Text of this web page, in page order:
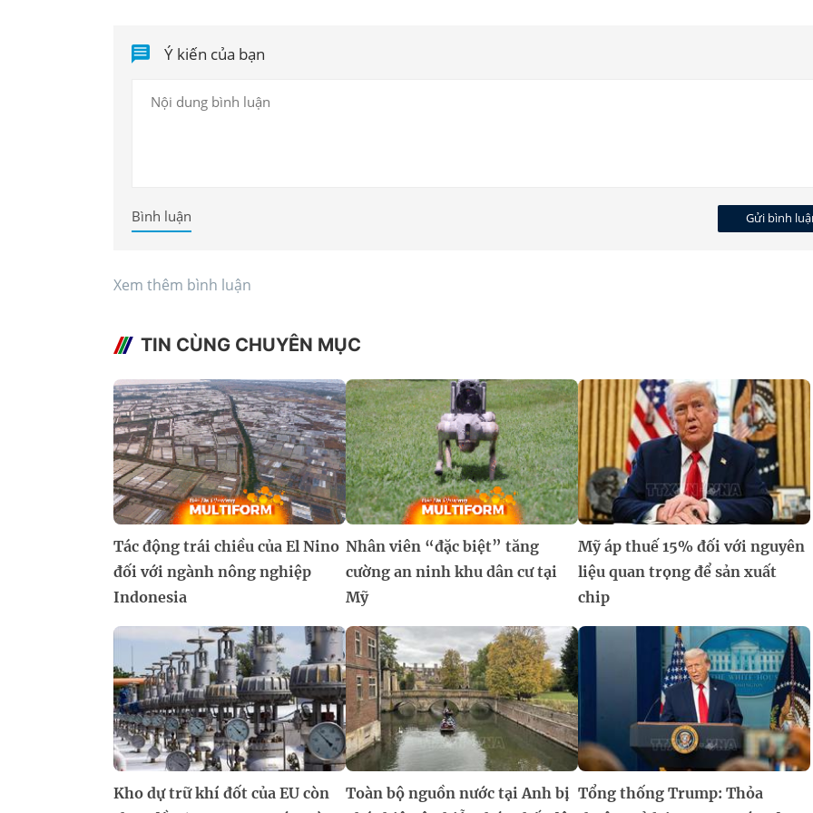
Ý kiến của bạn
Gửi bình
Bình luận
Xem thêm bình luận
TIN CÙNG CHUYÊN MỤC
Tác động trái chiều của El Nino
đối với ngành nông nghiệp
Indonesia
Nhân viên “đặc biệt” tăng
cường an ninh khu dân cư tại
Mỹ
Mỹ áp thuế 15% đối với nguyên
liệu quan trọng để sản xuất
chip
Kho dự trữ khí đốt của EU còn
Toàn bộ nguồn nước tại Anh bị Tổng thống Trump: Thỏa